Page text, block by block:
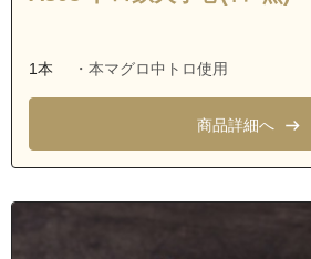
1本 ・本マグロ中トロ使用
商品詳細へ